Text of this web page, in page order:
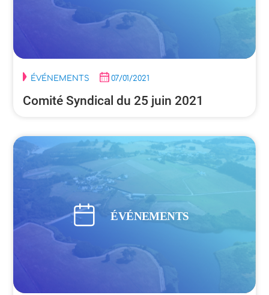
ÉVÉNEMENTS 07/01/2021
Comité Syndical du 25 juin 2021